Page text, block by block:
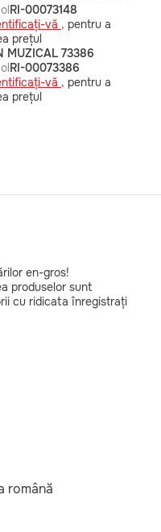
RI-00073148
vă , pentru a
prețul
MUZICAL 73386
RI-00073386
vă , pentru a
prețul
en-gros!
produselor sunt
cu ridicata înregistrați
română